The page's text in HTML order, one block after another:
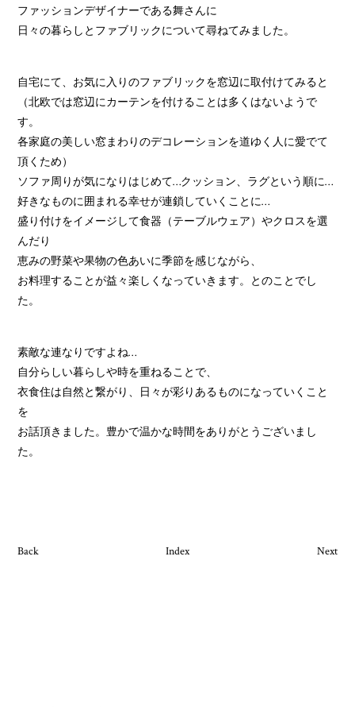
ファッションデザイナーである舞さんに
日々の暮らしとファブリックについて尋ねてみました。
自宅にて、お気に入りのファブリックを窓辺に取付けてみると
（北欧では窓辺にカーテンを付けることは多くはないようで
す。
各家庭の美しい窓まわりのデコレーションを道ゆく人に愛でて
頂くため）
ソファ周りが気になりはじめて…クッション、ラグという順に…
好きなものに囲まれる幸せが連鎖していくことに…
盛り付けをイメージして食器（テーブルウェア）やクロスを選
んだり
恵みの野菜や果物の色あいに季節を感じながら、
お料理することが益々楽しくなっていきます。とのことでし
た。
素敵な連なりですよね…
自分らしい暮らしや時を重ねることで、
衣食住は自然と繋がり、日々が彩りあるものになっていくこと
を
お話頂きました。豊かで温かな時間をありがとうございまし
た。
Back Index Next